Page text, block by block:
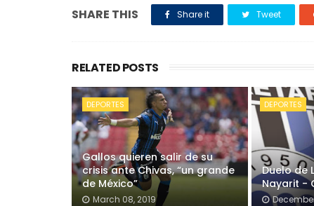
SHARE THIS Share it Tweet
RELATED POSTS
DEPORTES
Gallos quieren salir de su
crisis ante Chivas, “un grande
de México”
March 08, 2019
DEPORTES
Duelo de
Nayarit -